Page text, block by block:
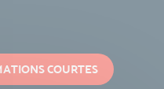
COURTES